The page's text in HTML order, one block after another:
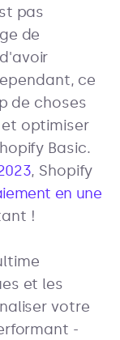
pas
de
ce
de choses
optimiser
Basic.
, Shopify
en une
!
et les
votre
-